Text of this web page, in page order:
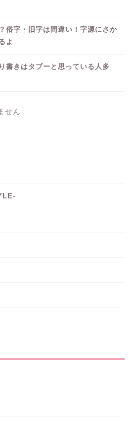
俗字・旧字は間違い！字源にさか
よ
書きはタブーと思っている人多
せん